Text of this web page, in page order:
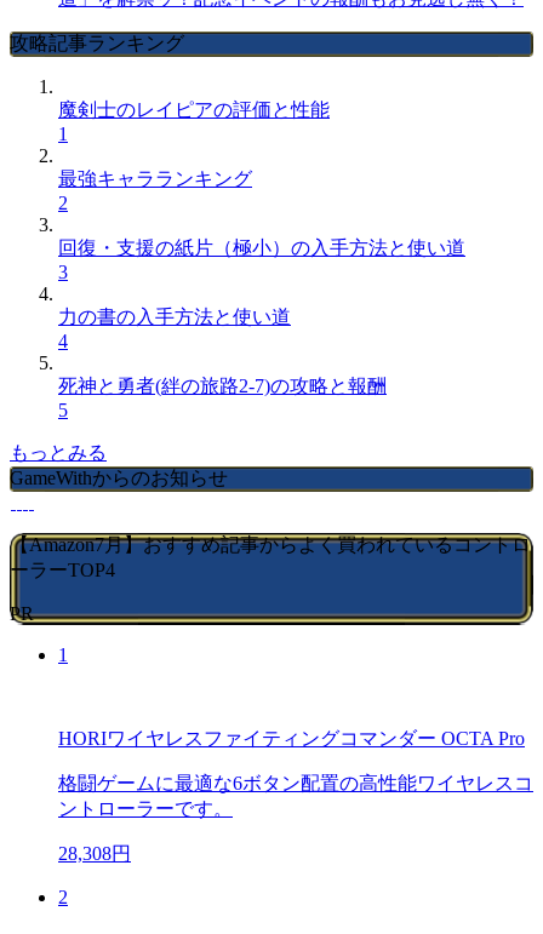
攻略記事ランキング
魔剣士のレイピアの評価と性能
1
最強キャラランキング
2
回復・支援の紙片（極小）の入手方法と使い道
3
力の書の入手方法と使い道
4
死神と勇者(絆の旅路2-7)の攻略と報酬
5
もっとみる
GameWithからのお知らせ
【Amazon7月】おすすめ記事からよく買われているコントロ
ーラーTOP4
PR
1
HORIワイヤレスファイティングコマンダー OCTA Pro
格闘ゲームに最適な6ボタン配置の高性能ワイヤレスコ
ントローラーです。
28,308円
2